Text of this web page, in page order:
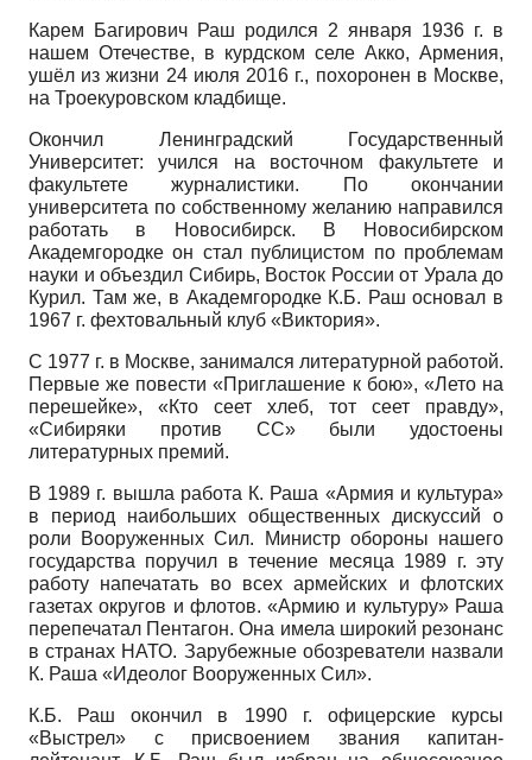
Карем Багирович Раш родился 2 января 1936 г. в
нашем Отечестве, в курдском селе Акко, Армения,
ушёл из жизни 24 июля 2016 г., похоронен в Москве,
на Троекуровском кладбище.
Окончил Ленинградский Государственный
Университет: учился на восточном факультете и
факультете журналистики. По окончании
университета по собственному желанию направился
работать в Новосибирск. В Новосибирском
Академгородке он стал публицистом по проблемам
науки и объездил Сибирь, Восток России от Урала до
Курил. Там же, в Академгородке К.Б. Раш основал в
1967 г. фехтовальный клуб «Виктория».
С 1977 г. в Москве, занимался литературной работой.
Первые же повести «Приглашение к бою», «Лето на
перешейке», «Кто сеет хлеб, тот сеет правду»,
«Сибиряки против СС» были удостоены
литературных премий.
В 1989 г. вышла работа К. Раша «Армия и культура»
в период наибольших общественных дискуссий о
роли Вооруженных Сил. Министр обороны нашего
государства поручил в течение месяца 1989 г. эту
работу напечатать во всех армейских и флотских
газетах округов и флотов. «Армию и культуру» Раша
перепечатал Пентагон. Она имела широкий резонанс
в странах НАТО. Зарубежные обозреватели назвали
К. Раша «Идеолог Вооруженных Сил».
К.Б. Раш окончил в 1990 г. офицерские курсы
«Выстрел» с присвоением звания капитан-